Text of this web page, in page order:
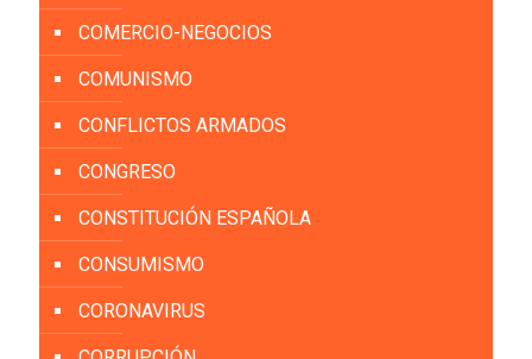
COMERCIO-NEGOCIOS
COMUNISMO
CONFLICTOS ARMADOS
CONGRESO
CONSTITUCIÓN ESPAÑOLA
CONSUMISMO
CORONAVIRUS